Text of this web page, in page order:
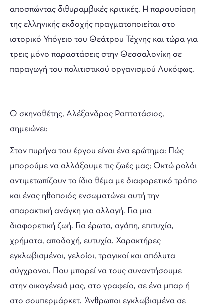
αποσπώντας διθυραμβικές κριτικές. Η παρουσίαση
της ελληνικής εκδοχής πραγματοποιείται στο
ιστορικό Υπόγειο του Θεάτρου Τέχνης και τώρα για
τρεις μόνο παραστάσεις στην Θεσσαλονίκη σε
παραγωγή του πολιτιστικού οργανισμού Λυκόφως.
Ο σκηνοθέτης, Αλέξανδρος Ραπτοτάσιος,
σημειώνει:
Στον πυρήνα του έργου είναι ένα ερώτημα: Πώς
μπορούμε να αλλάξουμε τις ζωές μας; Οκτώ ρολόι
αντιμετωπίζουν το ίδιο θέμα με διαφορετικό τρόπο
και ένας ηθοποιός ενσωματώνει αυτή την
σπαρακτική ανάγκη για αλλαγή. Για μια
διαφορετική ζωή. Για έρωτα, αγάπη, επιτυχία,
χρήματα, αποδοχή, ευτυχία. Χαρακτήρες
εγκλωβισμένοι, γελοίοι, τραγικοί και απόλυτα
σύγχρονοι. Που μπορεί να τους συναντήσουμε
στην οικογένειά μας, στο γραφείο, σε ένα μπαρ ή
στο σουπερμάρκετ. Άνθρωποι εγκλωβισμένα σε